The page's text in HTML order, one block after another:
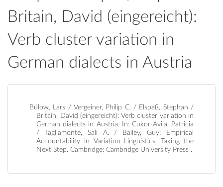
Britain, David (eingereicht):
Verb cluster variation in
German dialects in Austria
Bülow, Lars / Vergeiner, Philip C. / Elspaß, Stephan /
Britain, David (eingereicht): Verb cluster variation in
German dialects in Austria. In: Cukor-Avila, Patricia
/ Tagliamonte, Sali A. / Bailey, Guy: Empirical
Accountability in Variation Linguistics. Taking the
Next Step. Cambridge: Cambridge University Press .